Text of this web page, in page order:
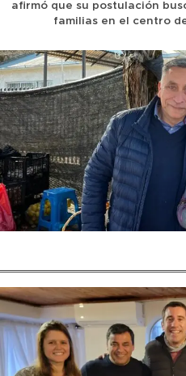
afirmó que su postulación
familias en el centro